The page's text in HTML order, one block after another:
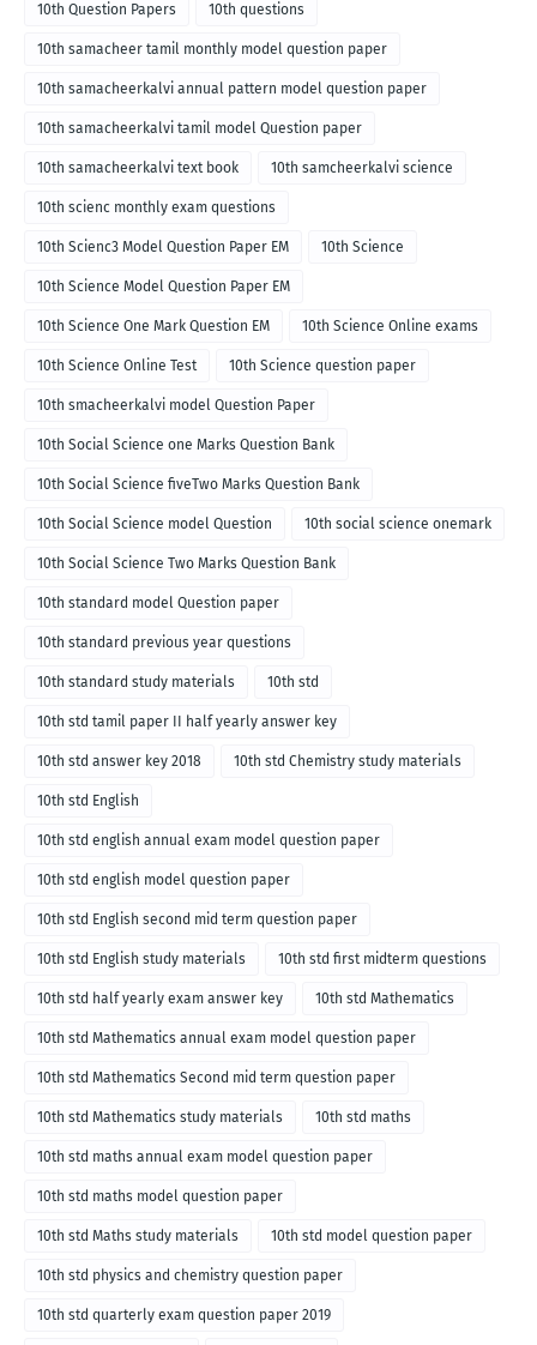
10th Question Papers 10th questions
10th samacheer tamil monthly model question paper
10th samacheerkalvi annual pattern model question paper
10th samacheerkalvi tamil model Question paper
10th samacheerkalvi text book 10th samcheerkalvi science
10th scienc monthly exam questions
10th Scienc3 Model Question Paper EM 10th Science
10th Science Model Question Paper EM
10th Science One Mark Question EM 10th Science Online exams
10th Science Online Test 10th Science question paper
10th smacheerkalvi model Question Paper
10th Social Science one Marks Question Bank
10th Social Science fiveTwo Marks Question Bank
10th Social Science model Question 10th social science onemark
10th Social Science Two Marks Question Bank
10th standard model Question paper
10th standard previous year questions
10th standard study materials 10th std
10th std tamil paper II half yearly answer key
10th std answer key 2018 10th std Chemistry study materials
10th std English
10th std english annual exam model question paper
10th std english model question paper
10th std English second mid term question paper
10th std English study materials 10th std first midterm questions
10th std half yearly exam answer key 10th std Mathematics
10th std Mathematics annual exam model question paper
10th std Mathematics Second mid term question paper
10th std Mathematics study materials 10th std maths
10th std maths annual exam model question paper
10th std maths model question paper
10th std Maths study materials 10th std model question paper
10th std physics and chemistry question paper
10th std quarterly exam question paper 2019